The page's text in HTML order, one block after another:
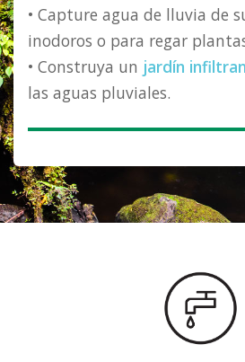
• Capture agua de lluvia de
inodoros o para regar
• Construya un jardín
las aguas pluviales.